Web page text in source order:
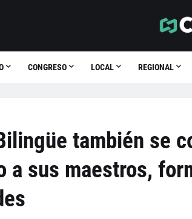
CONGRESO LOCAL REGIONAL
también se
a sus maestros,